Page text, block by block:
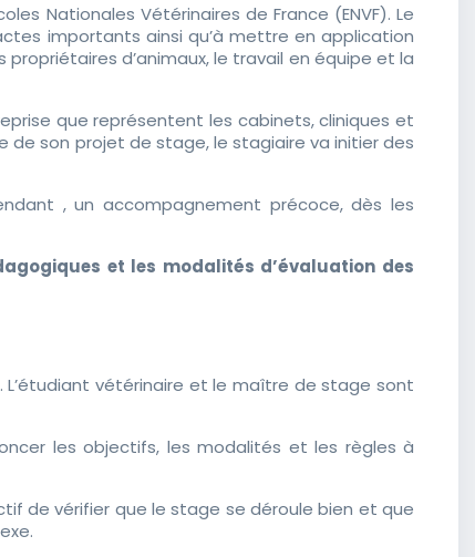
Nationales Vétérinaires de France (ENVF). Le
importants ainsi qu’à mettre en application
d’animaux, le travail en équipe et la
que représentent les cabinets, cliniques et
son projet de stage, le stagiaire va initier des
, un accompagnement précoce, dès les
et les modalités d’évaluation des
vétérinaire et le maître de stage sont
les objectifs, les modalités et les règles à
de vérifier que le stage se déroule bien et que